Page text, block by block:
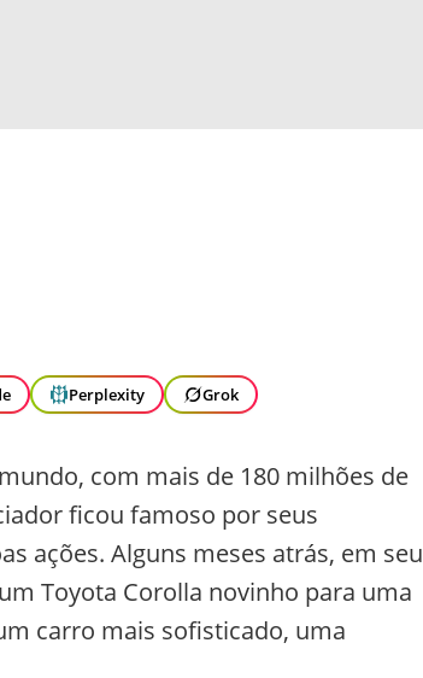
Perplexity Grok
com mais de 180 milhões de
ficou famoso por seus
ações. Alguns meses atrás, em seu
Toyota Corolla novinho para uma
carro mais sofisticado, uma